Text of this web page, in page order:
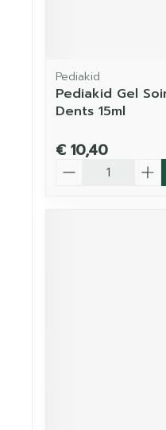
Pediakid
Pediakid Gel
Dents 15ml
€ 10,40